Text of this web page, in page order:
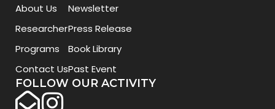
About Us
Researcher
Programs
Contact Us
Newsletter
Press Release
Book Library
Past Event
FOLLOW OUR ACTIVITY